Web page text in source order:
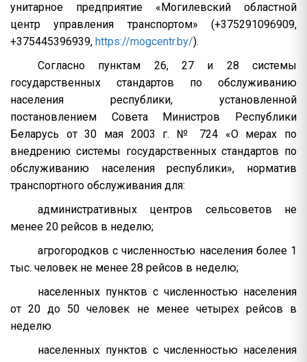
унитарное предприятие «Могилевский областной
центр управления транспортом» (+375291096909,
+375445396939, https://mogcentr.by/).
Согласно пунктам 26, 27 и 28 системы
государственных стандартов по обслуживанию
населения республики, установленной
постановлением Совета Министров Республики
Беларусь от 30 мая 2003 г. № 724 «О мерах по
внедрению системы государственных стандартов по
обслуживанию населения республики», норматив
транспортного обслуживания для:
административных центров сельсоветов не
менее 20 рейсов в неделю;
агрогородков с численностью населения более 1
тыс. человек не менее 28 рейсов в неделю;
населенных пунктов с численностью населения
от 20 до 50 человек не менее четырех рейсов в
неделю
населенных пунктов с численностью населения